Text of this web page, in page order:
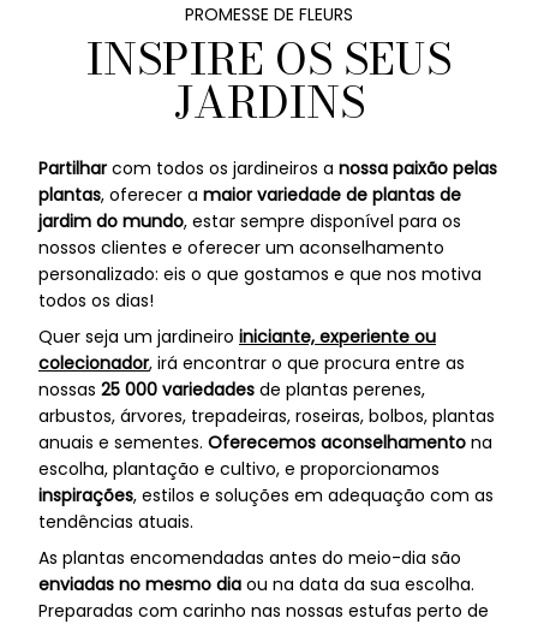
PROMESSE DE FLEURS
INSPIRE OS SEUS
JARDINS
Partilharcom todos os jardineiros a nossa paixão pelas
plantas, oferecer a maior variedade de plantas de
jardim do mundo, estar sempre disponível para os
nossos clientes e oferecer um aconselhamento
personalizado: eis o que gostamos e que nos motiva
todos os dias!
Quer seja um jardineiro iniciante, experiente ou
colecionador, irá encontrar o que procura entre as
nossas 25 000 variedades de plantas perenes,
arbustos, árvores, trepadeiras, roseiras, bolbos, plantas
anuais e sementes. Oferecemos aconselhamento na
escolha, plantação e cultivo, e proporcionamos
inspirações, estilos e soluções em adequação com as
tendências atuais.
As plantas encomendadas antes do meio-dia são
enviadas no mesmo dia ou na data da sua escolha.
Preparadas com carinho nas nossas estufas perto de